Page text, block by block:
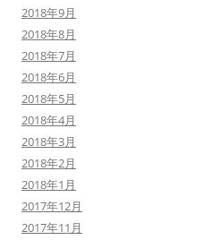
2018年9月
2018年8月
2018年7月
2018年6月
2018年5月
2018年4月
2018年3月
2018年2月
2018年1月
2017年12月
2017年11月